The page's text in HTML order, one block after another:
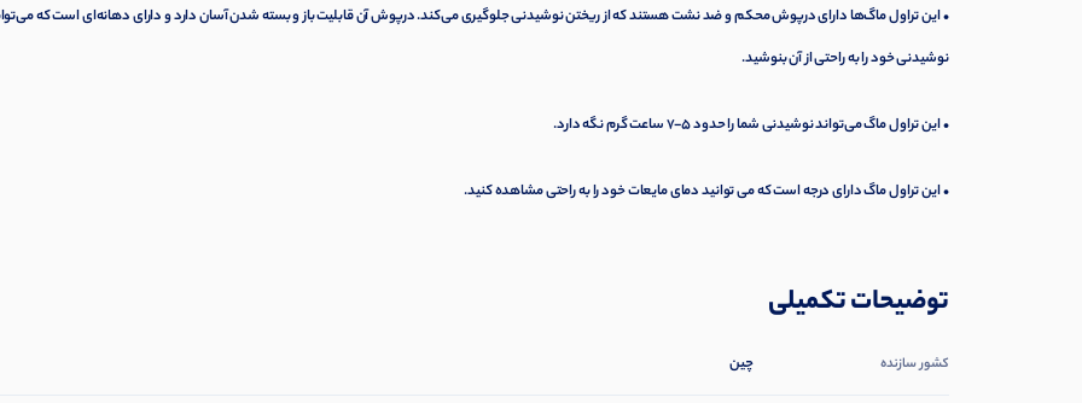
• این تراول ماگ‌ها دارای درپوش محکم و ضد نشت هستند که از ریختن نوشیدنی جلوگیری می‌کند. درپوش آن قابلیت باز و بسته شدن آسان دارد و دارای دهانه‌ای است که
نوشیدنی خود را به راحتی از آن بنوشید.
• این تراول ماگ می‌تواند نوشیدنی شما را حدود 5-7 ساعت گرم نگه دارد.
• این تراول ماگ دارای درجه است که می توانید دمای مایعات خود را به راحتی مشاهده کنید.
توضیحات تکمیلی
کشور سازنده چین